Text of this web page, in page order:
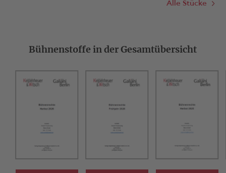
Alle Stücke
Bühnenstoffe in der Gesamtübersicht